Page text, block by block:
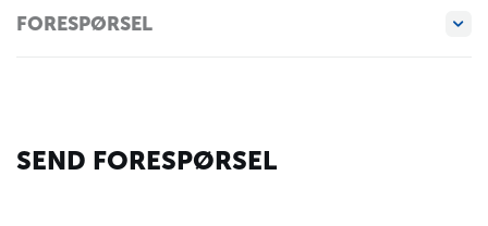
FORESPØRSEL
SEND FORESPØRSEL